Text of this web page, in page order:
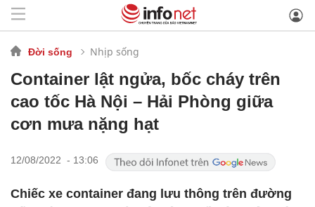
Đời sống Nhịp sống
Container lật ngửa, bốc cháy trên
cao tốc Hà Nội – Hải Phòng giữa
cơn mưa nặng hạt
12/08/2022 - 13:06
Chiếc xe container đang lưu thông trên đường